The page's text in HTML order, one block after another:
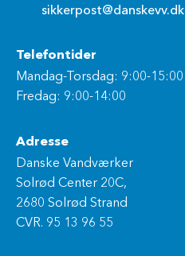
sikkerpost@danskevv.dk
Telefontider
Mandag-Torsdag: 9:00-15:00
Fredag: 9:00-14:00
Adresse
Danske Vandværker
Solrød Center 20C,
2680 Solrød Strand
CVR. 95 13 96 55